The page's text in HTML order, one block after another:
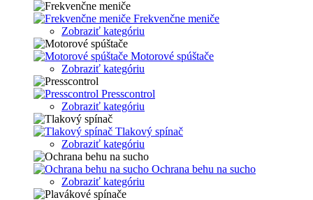
Frekvenčne meniče
Zobraziť kategóriu
Motorové spúštače
Zobraziť kategóriu
Presscontrol
Zobraziť kategóriu
Tlakový spínač
Zobraziť kategóriu
Ochrana behu na sucho
Zobraziť kategóriu